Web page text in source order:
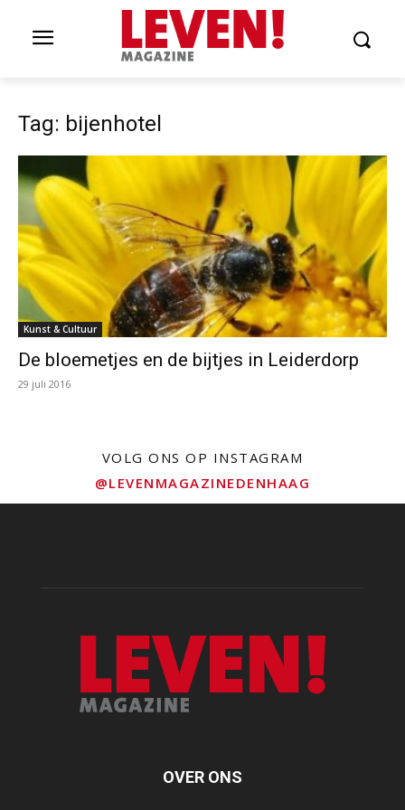
Tag: bijenhotel
Kunst & Cultuur
De bloemetjes en de bijtjes in Leiderdorp
29 juli 2016
VOLG ONS OP INSTAGRAM
@LEVENMAGAZINEDENHAAG
OVER ONS